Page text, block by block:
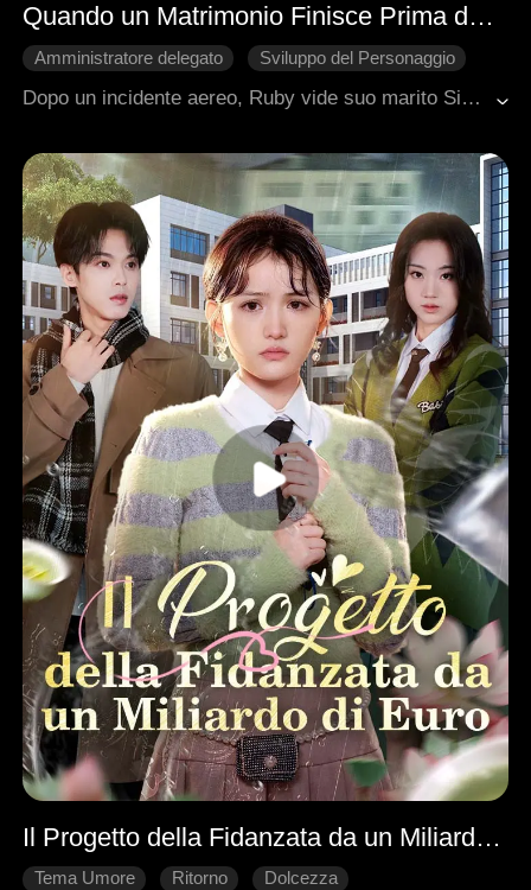
Quando un Matrimonio Finisce Prima del Cuore
Amministratore delegato
Sviluppo del Personaggio
Romanzo sentimentale moderno
Dopo un incidente aereo, Ruby vide suo marito Simon con il suo primo amore. Distrutta, chiese il divorzio e tornò a essere una hacker. Dopo un anno di matrimonio forzato, Simon realizzò la vera natura del suo primo amore e, durante una crisi, si gettò su un coltello per proteggere Ruby. Con la verità svelata e i colpevoli in prigione, Simon riconquistò Ruby, lei rimase incinta e si risposarono.
Il Progetto della Fidanzata da un Miliardo di Euro
Tema Umore Ritorno
Dolcezza